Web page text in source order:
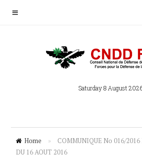
Saturday 8 August
Home »
COMMUNIQUE No 016/
DU 16 AOUT 2016